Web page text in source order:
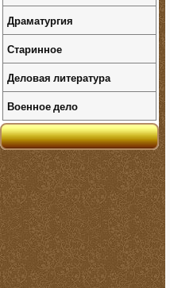
Драматургия
Старинное
Деловая литература
Военное дело